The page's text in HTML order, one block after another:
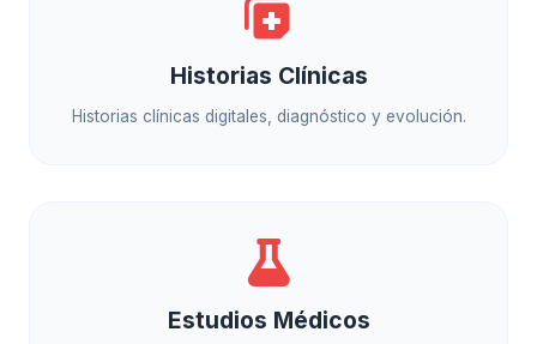
Historias Clínicas
Historias clínicas digitales, diagnóstico y evolución.
Estudios Médicos